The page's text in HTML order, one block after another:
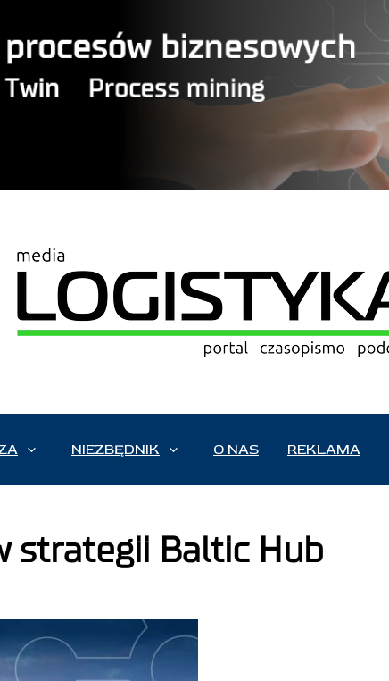
NIEZBĘDNIK O NAS REKLAMA
strategii Baltic Hub